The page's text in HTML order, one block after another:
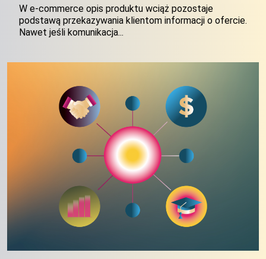
W e-commerce opis produktu wciąż pozostaje
podstawą przekazywania klientom informacji o ofercie.
Nawet jeśli komunikacja...